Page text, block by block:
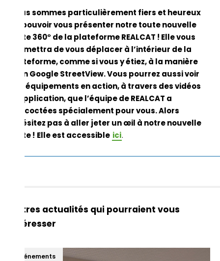
Nous sommes particulièrement fiers et heureux
de pouvoir vous présenter notre toute nouvelle
visite 360° de la plateforme REALCAT ! Elle vous
permettra de vous déplacer à l’intérieur de la
plateforme, comme si vous y étiez, à la manière
d’un Google StreetView. Vous pourrez aussi voir
nos équipements en action, à travers des vidéos
d’application, que l’équipe de REALCAT a
concoctées spécialement pour vous. Alors
n’hésitez pas à aller jeter un œil à notre nouvelle
visite ! Elle est accessible ici.
Autres actualités qui pourraient vous
intéresser
Événements